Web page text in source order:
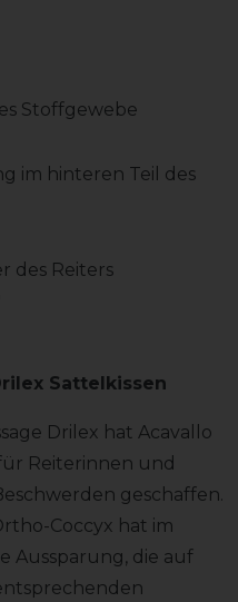
Stoffgewebe
im hinteren Teil des
des Reiters
Sattelkissen
Drilex hat Acavallo
Reiterinnen und
geschaffen.
Coccyx hat im
Aussparung, die auf